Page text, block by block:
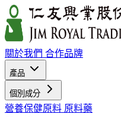
關於我們 合作品牌
產品
個別成分
營養保健原料 原料藥